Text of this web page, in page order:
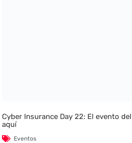
Cyber Insurance Day 22: El evento
aquí
Eventos